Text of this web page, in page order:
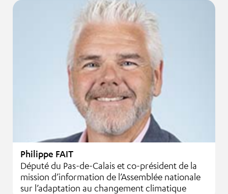
Philippe FAIT
Député du Pas-de-Calais et co-président de la
mission d’information de l’Assemblée nationale
sur l’adaptation au changement climatique